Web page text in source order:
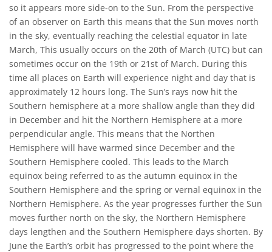
so it appears more side-on to the Sun. From the perspective
of an observer on Earth this means that the Sun moves north
in the sky, eventually reaching the celestial equator in late
March, This usually occurs on the 20th of March (UTC) but can
sometimes occur on the 19th or 21st of March. During this
time all places on Earth will experience night and day that is
approximately 12 hours long. The Sun’s rays now hit the
Southern hemisphere at a more shallow angle than they did
in December and hit the Northern Hemisphere at a more
perpendicular angle. This means that the Northen
Hemisphere will have warmed since December and the
Southern Hemisphere cooled. This leads to the March
equinox being referred to as the autumn equinox in the
Southern Hemisphere and the spring or vernal equinox in the
Northern Hemisphere. As the year progresses further the Sun
moves further north on the sky, the Northern Hemisphere
days lengthen and the Southern Hemisphere days shorten. By
June the Earth’s orbit has progressed to the point where the